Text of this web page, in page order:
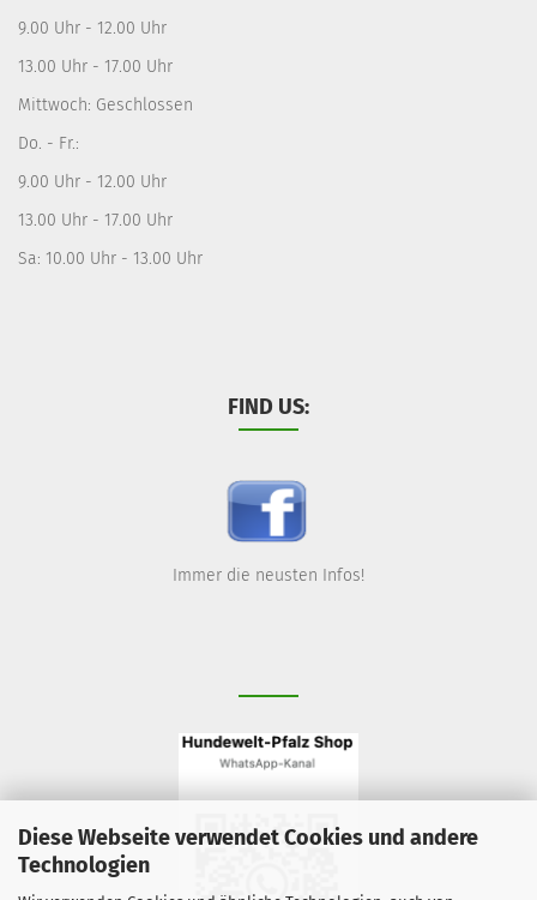
Diese Webseite verwendet Cookies und andere
Technologien
9.00 Uhr - 12.00 Uhr
13.00 Uhr - 17.00 Uhr
Mittwoch: Geschlossen
Do. - Fr.:
9.00 Uhr - 12.00 Uhr
13.00 Uhr - 17.00 Uhr
Sa: 10.00 Uhr - 13.00 Uhr
FIND US:
Immer die neusten Infos!